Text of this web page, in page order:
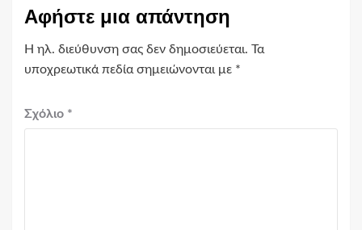
Αφήστε μια απάντηση
Η ηλ. διεύθυνση σας δεν δημοσιεύεται. Τα
υποχρεωτικά πεδία σημειώνονται με *
Σχόλιο *